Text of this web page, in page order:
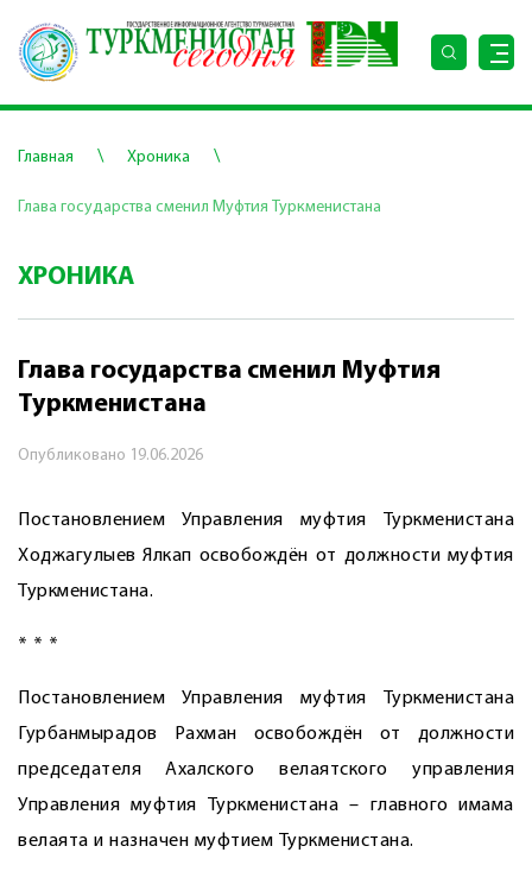
Главная \ Хроника \
Глава государства сменил Муфтия Туркменистана
ХРОНИКА
Глава государства сменил Муфтия
Туркменистана
Опубликовано 19.06.2026
Постановлением Управления муфтия Туркменистана
Ходжагулыев Ялкап освобождён от должности муфтия
Туркменистана.
* * *
Постановлением Управления муфтия Туркменистана
Гурбанмырадов Рахман освобождён от должности
председателя Ахалского велаятского управления
Управления муфтия Туркменистана – главного имама
велаята и назначен муфтием Туркменистана.